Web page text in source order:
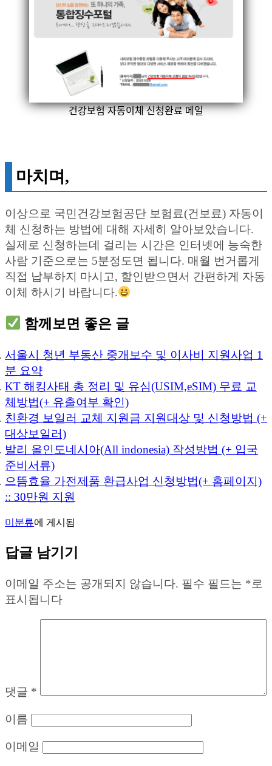
건강보험 자동이체 신청완료 메일
마치며,
이상으로 국민건강보험공단 보험료(건보료) 자동이
체 신청하는 방법에 대해 자세히 알아보았습니다.
실제로 신청하는데 걸리는 시간은 인터넷에 능숙한
사람 기준으로는 5분정도면 됩니다. 매월 번거롭게
직접 납부하지 마시고, 할인받으면서 간편하게 자동
이체 하시기 바랍니다.
함께보면 좋은 글
서울시 청년 부동산 중개보수 및 이사비 지원사업 1
분 요약
KT 해킹사태 총 정리 및 유심(USIM,eSIM) 무료 교
체방법(+ 유출여부 확인)
친환경 보일러 교체 지원금 지원대상 및 신청방법 (+
대상보일러)
발리 올인도네시아(All indonesia) 작성방법 (+ 입국
준비서류)
으뜸효율 가전제품 환급사업 신청방법(+ 홈페이지)
:: 30만원 지원
미분류에 게시됨
답글 남기기
이메일 주소는 공개되지 않습니다. 필수 필드는 *로
표시됩니다
댓글 *
이름
이메일